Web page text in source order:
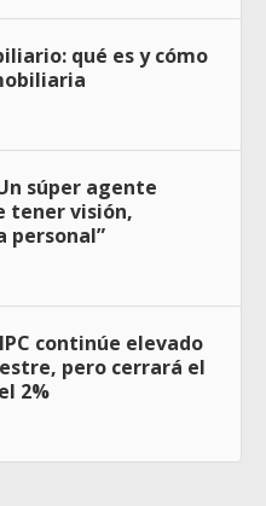
qué es y cómo
súper agente
tener visión,
personal”
continúe elevado
pero cerrará el
2%